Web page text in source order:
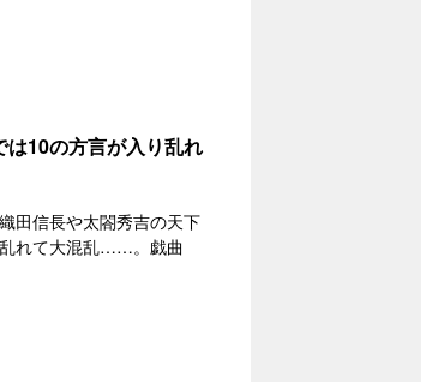
は10の方言が入り乱れ
田信長や太閤秀吉の天下
れて大混乱……。戯曲